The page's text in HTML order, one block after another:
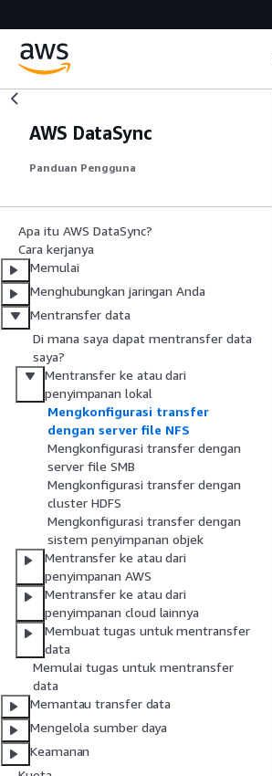
AWS DataSync
Panduan Pengguna
Apa itu AWS DataSync?
Cara kerjanya
Memulai
Menghubungkan jaringan Anda
Mentransfer data
Di mana saya dapat mentransfer data
saya?
Mentransfer ke atau dari
penyimpanan lokal
Mengkonfigurasi transfer
dengan server file NFS
Mengkonfigurasi transfer dengan
server file SMB
Mengkonfigurasi transfer dengan
cluster HDFS
Mengkonfigurasi transfer dengan
sistem penyimpanan objek
Mentransfer ke atau dari
penyimpanan AWS
Mentransfer ke atau dari
penyimpanan cloud lainnya
Membuat tugas untuk mentransfer
data
Memulai tugas untuk mentransfer
data
Memantau transfer data
Mengelola sumber daya
Keamanan